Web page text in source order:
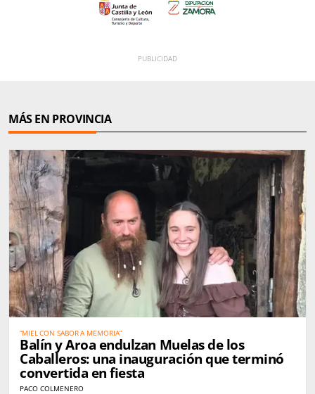
MÁS EN PROVINCIA
“MIEL CON SABOR A MEMORIA”
Balín y Aroa endulzan Muelas de los
Caballeros: una inauguración que terminó
convertida en fiesta
PACO COLMENERO